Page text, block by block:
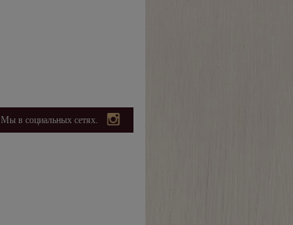
Мы в социальных сетях.